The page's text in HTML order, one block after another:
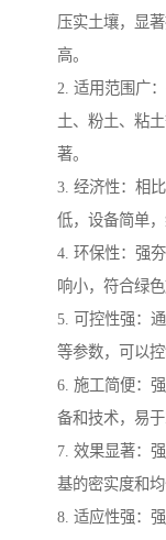
压实土壤，显
高。
2. 适用范围广
土、粉土、粘
著。
3. 经济性：相
低，设备简单
4. 环保性：强
响小，符合绿色
5. 可控性强：
等参数，可以
6. 施工简便：
备和技术，易于
7. 效果显著：
基的密实度和
8. 适应性强：